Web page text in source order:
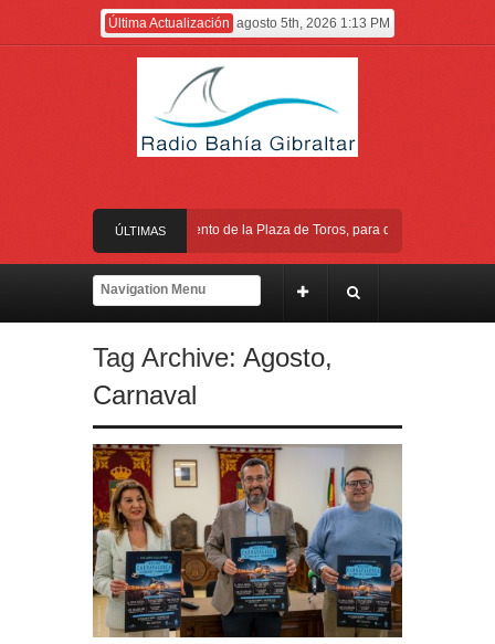
Última Actualización agosto 5th, 2026 1:13 PM
ÚLTIMAS
NOTICIAS
Trabajos de mantenimiento de la Plaza de Toros, para que esté lista de
Cambio de ubicación y horario del III Domingo de Farolillos de San Roque
A punto de concluir la segunda fase del acerado de Aguas Marinas, se
Trabajos de mantenimiento de la Plaza de Toros, para que esté lista de
Tag Archive: Agosto,
Carnaval